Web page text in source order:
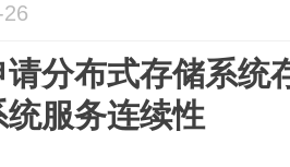
分布式存储系统
服务连续性